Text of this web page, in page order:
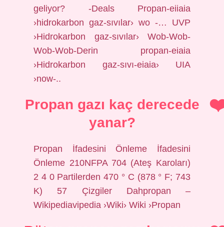
geliyor? -Deals Propan-eiiaia
›hidrokarbon gaz-sıvılar› wo -… UVP
›Hidrokarbon gaz-sıvılar› Wob-Wob-
Wob-Wob-Derin propan-eiaia
›Hidrokarbon gaz-sıvı-eiaia› UIA
›now-..
Propan gazı kaç derecede
yanar?
Propan İfadesini Önleme İfadesini
Önleme 210NFPA 704 (Ateş Karoları)
2 4 0 Partilerden 470 ° C (878 ° F; 743
K) 57 Çizgiler Dahpropan –
Wikipediavipedia ›Wiki› Wiki ›Propan